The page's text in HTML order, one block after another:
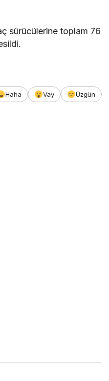
sürücülerine toplam 76
Haha Vay
Üzgün